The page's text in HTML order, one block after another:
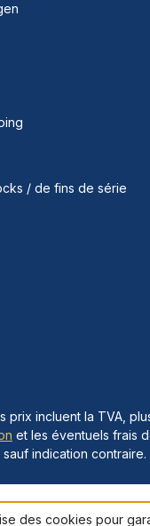
/ de fins de série
prix incluent la TVA,
et les éventuels frais
sauf indication contraire.
des cookies pour